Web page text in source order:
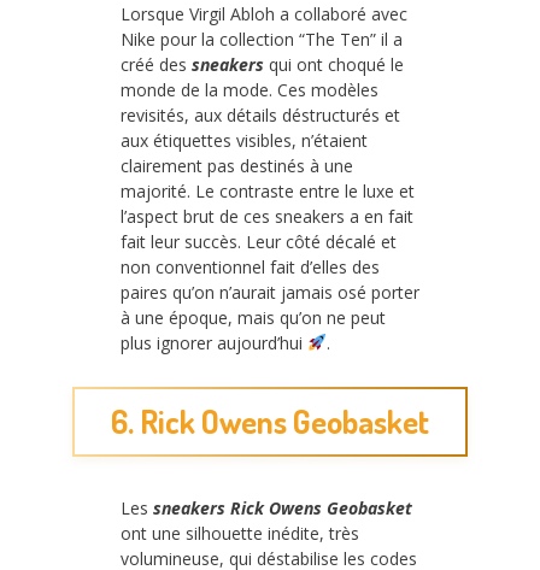
Lorsque Virgil Abloh a collaboré avec
Nike pour la collection “The Ten” il a
créé des sneakers qui ont choqué le
monde de la mode. Ces modèles
revisités, aux détails déstructurés et
aux étiquettes visibles, n’étaient
clairement pas destinés à une
majorité. Le contraste entre le luxe et
l’aspect brut de ces sneakers a en fait
fait leur succès. Leur côté décalé et
non conventionnel fait d’elles des
paires qu’on n’aurait jamais osé porter
à une époque, mais qu’on ne peut
plus ignorer aujourd’hui
.
6. Rick Owens Geobasket
Les sneakers Rick Owens Geobasket
ont une silhouette inédite, très
volumineuse, qui déstabilise les codes